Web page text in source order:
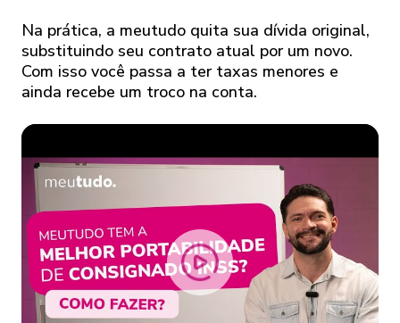
Na prática, a meutudo quita sua dívida original,
substituindo seu contrato atual por um novo.
Com isso você passa a ter taxas menores e
ainda recebe um troco na conta.